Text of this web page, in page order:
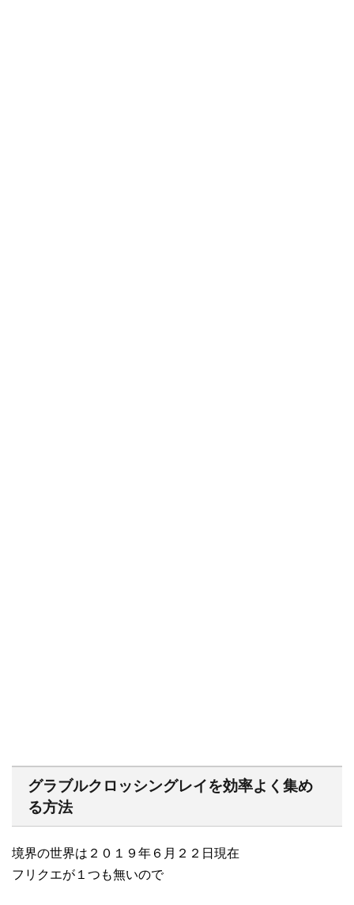
グラブルクロッシングレイを効率よく集め
る方法
境界の世界は２０１９年６月２２日現在
フリクエが１つも無いので